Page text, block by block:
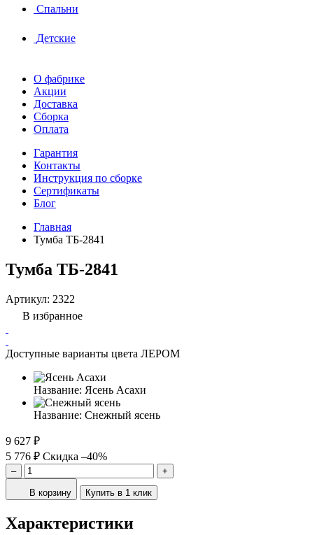
Спальни
Детские
О фабрике
Акции
Доставка
Сборка
Оплата
Гарантия
Контакты
Инструкция по сборке
Сертификаты
Блог
Главная
Тумба ТБ-2841
Тумба ТБ-2841
Артикул: 2322
В избранное
Доступные варианты цвета ЛЕРОМ
Название: Ясень Асахи
Название: Снежный ясень
9 627 ₽
5 776 ₽ Скидка –40%
– +
В корзину Купить в 1 клик
Характеристики